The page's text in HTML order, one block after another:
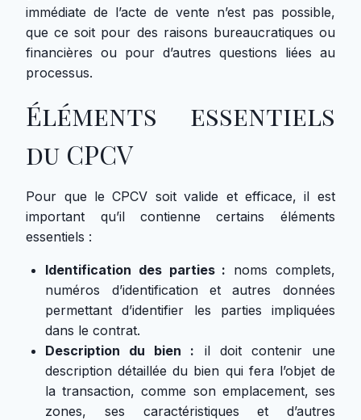
immédiate de l’acte de vente n’est pas possible,
que ce soit pour des raisons bureaucratiques ou
financières ou pour d’autres questions liées au
processus.
Éléments essentiels
du CPCV
Pour que le CPCV soit valide et efficace, il est
important qu’il contienne certains éléments
essentiels :
Identification des parties : noms complets,
numéros d’identification et autres données
permettant d’identifier les parties impliquées
dans le contrat.
Description du bien : il doit contenir une
description détaillée du bien qui fera l’objet de
la transaction, comme son emplacement, ses
zones, ses caractéristiques et d’autres